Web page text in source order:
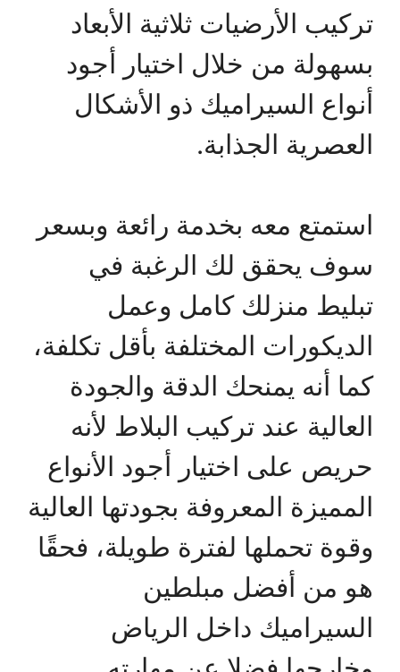
تركيب الأرضيات ثلاثية الأبعاد
بسهولة من خلال اختيار أجود
أنواع السيراميك ذو الأشكال
العصرية الجذابة.
استمتع معه بخدمة رائعة وبسعر
سوف يحقق لك الرغبة في
تبليط منزلك كامل وعمل
الديكورات المختلفة بأقل تكلفة،
كما أنه يمنحك الدقة والجودة
العالية عند تركيب البلاط لأنه
حريص على اختيار أجود الأنواع
المميزة المعروفة بجودتها العالية
وقوة تحملها لفترة طويلة، فحقًا
هو من أفضل مبلطين
السيراميك داخل الرياض